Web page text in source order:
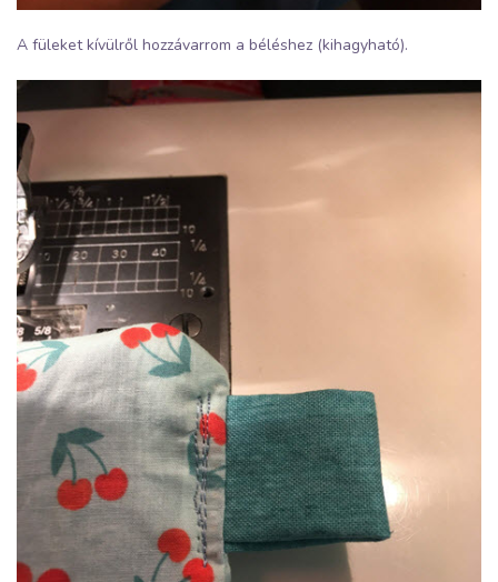
A füleket kívülről hozzávarrom a béléshez (kihagyható).